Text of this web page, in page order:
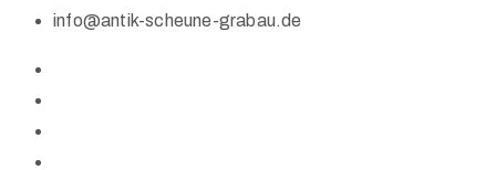
info@antik-scheune-grabau.de